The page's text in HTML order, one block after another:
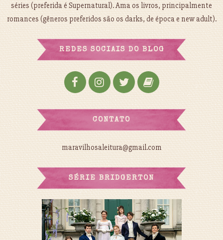
séries (preferida é Supernatural). Ama os livros, principalmente
romances (gêneros preferidos são os darks, de época e new adult).
REDES SOCIAIS DO BLOG
CONTATO
maravilhosaleitura@gmail.com
SÉRIE BRIDGERTON